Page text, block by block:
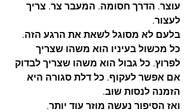
עוצר. הדרך חסומה. המעבר צר. צריך
לעצור.
בלעם לא מסוגל לשאת את הרגע הזה.
כל מכשול בעיניו הוא משהו שצריך
לפרוץ. כל גבול הוא משהו שצריך לבדוק
אם אפשר לעקוף. כל דלת סגורה היא
הזמנה לנסות שוב.
ואז הסיפור נעשה מוזר עוד יותר.